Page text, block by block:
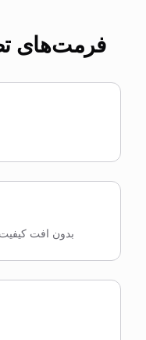
فرمت‌های
بدون افت